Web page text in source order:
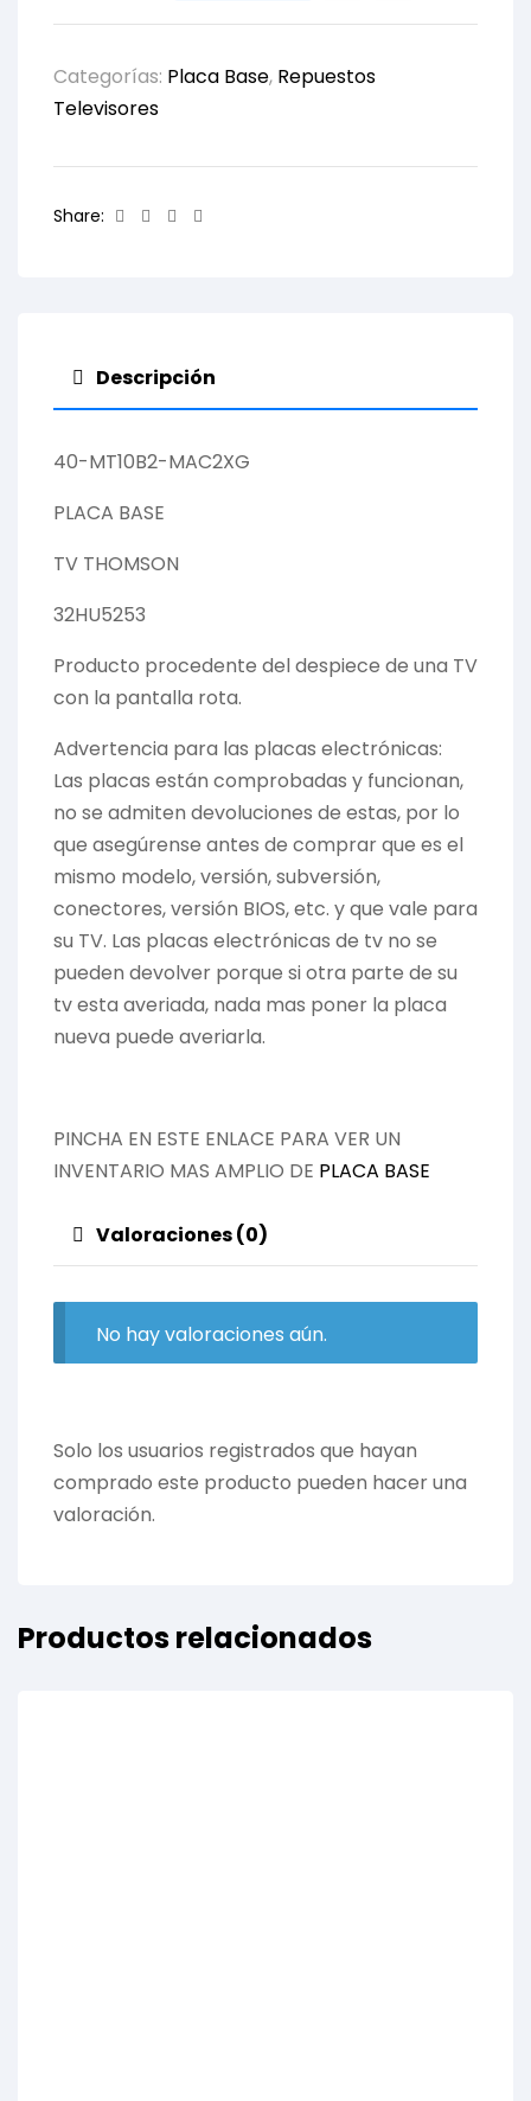
Categorías: Placa Base, Repuestos
Televisores
Share: Facebook
TwitterLinkedin
Descripción
40-MT10B2-MAC2XG
PLACA BASE
TV THOMSON
32HU5253
Producto procedente del despiece de una TV
con la pantalla rota.
Advertencia para las placas electrónicas:
Las placas están comprobadas y funcionan,
no se admiten devoluciones de estas, por lo
que asegúrense antes de comprar que es el
mismo modelo, versión, subversión,
conectores, versión BIOS, etc. y que vale para
su TV. Las placas electrónicas de tv no se
pueden devolver porque si otra parte de su
tv esta averiada, nada mas poner la placa
nueva puede averiarla.
PINCHA EN ESTE ENLACE PARA VER UN
INVENTARIO MAS AMPLIO DE PLACA BASE
Valoraciones (0)
No hay valoraciones aún.
Solo los usuarios registrados que hayan
comprado este producto pueden hacer una
valoración.
Productos relacionados